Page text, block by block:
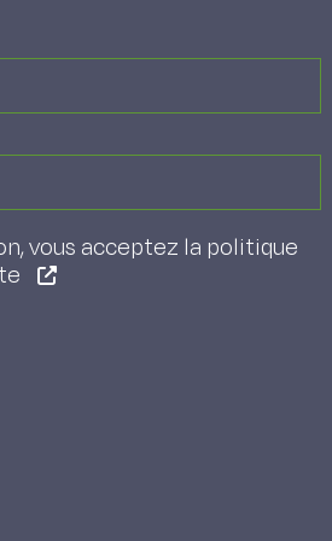
vous acceptez la politique